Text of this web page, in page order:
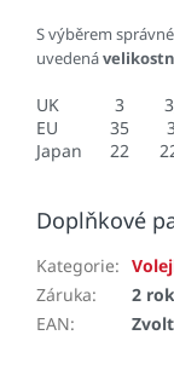
S výběrem
uvedená
UK 3
EU
35
Japan
22
Doplňkové
Kategorie:
Záruka:
2
EAN: